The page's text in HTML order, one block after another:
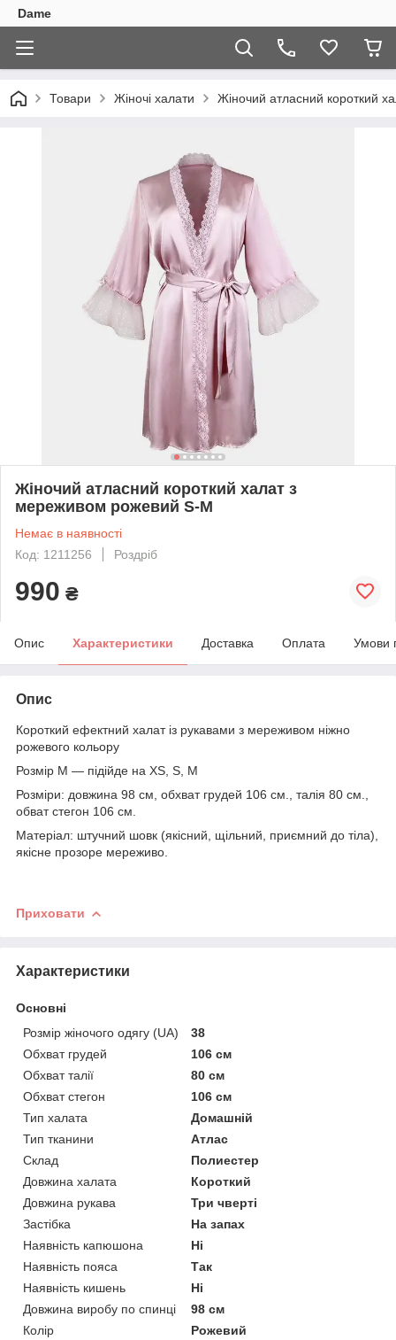
Dame
Товари Жіночі халати Жіночий атласний короткий
Жіночий атласний короткий халат з
мереживом рожевий S-M
Немає в наявності
Код: 1211256
Роздріб
990 ₴
Опис Характеристики Доставка Оплата Умови
Опис
Короткий ефектний халат із рукавами з мереживом ніжно
рожевого кольору
Розмір М — підійде на XS, S, M
Розміри: довжина 98 см, обхват грудей 106 см., талія 80 см.,
обват стегон 106 см.
Матеріал: штучний шовк (якісний, щільний, приємний до тіла),
якісне прозоре мереживо.
Приховати
Характеристики
Основні
Розмір жіночого одягу (UA)
38
Обхват грудей
106 см
Обхват талії
80 см
Обхват стегон
106 см
Тип халата
Домашній
Тип тканини
Атлас
Склад
Полиестер
Довжина халата
Короткий
Довжина рукава
Три чверті
Застібка
На запах
Наявність капюшона
Ні
Наявність пояса
Так
Наявність кишень
Ні
Довжина виробу по спинці
98 см
Колір
Рожевий